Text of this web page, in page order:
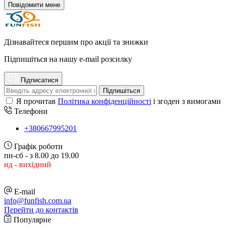
Повідомити мене
Дізнавайтеся першим про акції та знижки
Підпишіться на нашу e-mail розсилку
Підписатися
Підпишіться
Я прочитав Політика конфіденційності і згоден з вимогами
Телефони
+380667995201
Графік роботи
пн-сб - з 8.00 до 19.00
нд - вихідний
E-mail
info@funfish.com.ua
Перейти до контактів
Популярне